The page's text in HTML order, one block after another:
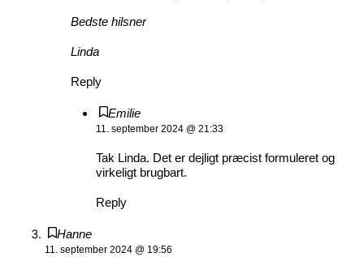
Bedste hilsner
Linda
Reply
Emilie
11. september 2024 @ 21:33
Tak Linda. Det er dejligt præcist formuleret og
virkeligt brugbart.
Reply
Hanne
11. september 2024 @ 19:56